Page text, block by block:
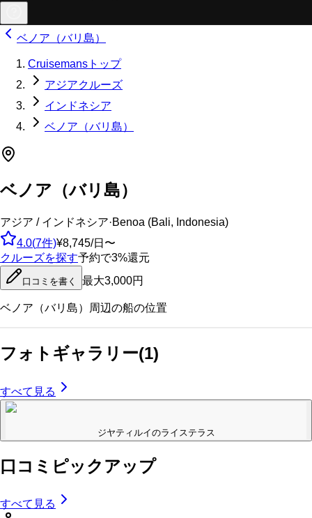
ベノア（バリ島）
Cruisemansトップ
アジアクルーズ
インドネシア
ベノア（バリ島）
ベノア（バリ島）
アジア / インドネシア·Benoa (Bali, Indonesia)
4.0(7件)¥8,745/日〜
クルーズを探す予約で3%還元
口コミを書く 最大3,000円
ベノア（バリ島） 周辺の船の位置
フォトギャラリー(1)
すべて見る
ジヤティルイのライステラス
口コミピックアップ
すべて見る